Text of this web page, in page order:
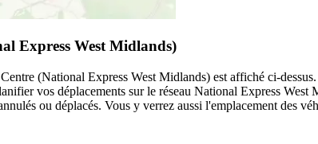
Express West Midlands)
(National Express West Midlands) est affiché ci-
vos déplacements sur le réseau National Express West
ou déplacés. Vous y verrez aussi l'emplacement des